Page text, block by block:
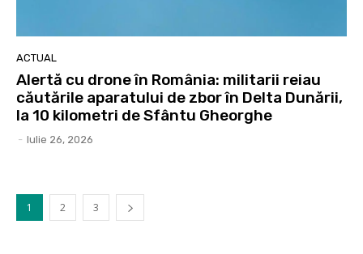
ACTUAL
Alertă cu drone în România: militarii reiau
căutările aparatului de zbor în Delta Dunării,
la 10 kilometri de Sfântu Gheorghe
- Iulie 26, 2026
1 2 3